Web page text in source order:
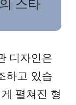
스타
디자인은
하고 있습
펼쳐진 형